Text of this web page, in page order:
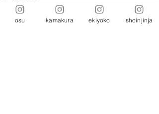
osu kamakura ekiyoko shoinjinja